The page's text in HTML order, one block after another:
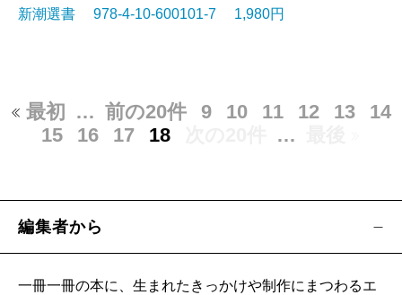
新潮選書 978-4-10-600101-7 1,980円
最初 … 前の20件 9 10 11 12 13
14
15
16 17 18 …
編集者から
一冊一冊の本に、生まれたきっかけや制作にまつわるエ